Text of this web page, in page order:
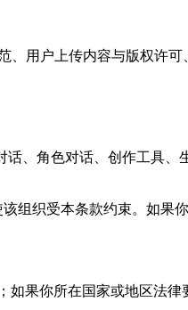
用户上传内容与版权许
、角色对话、创作工具
组织受本条款约束。如果
如果你所在国家或地区法